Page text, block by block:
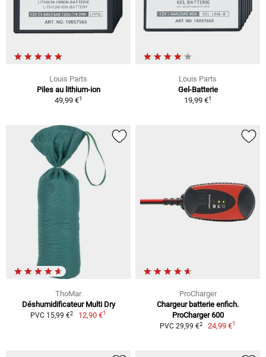
Louis Parts
Piles au lithium-ion
49,99 €1
Louis Parts
Gel-Batterie
19,99 €1
ThoMar
Déshumidificateur Multi Dry
PVC 15,99 €2 12,90 €1
ProCharger
Chargeur batterie enfich.
ProCharger 600
PVC 29,99 €2 24,99 €1